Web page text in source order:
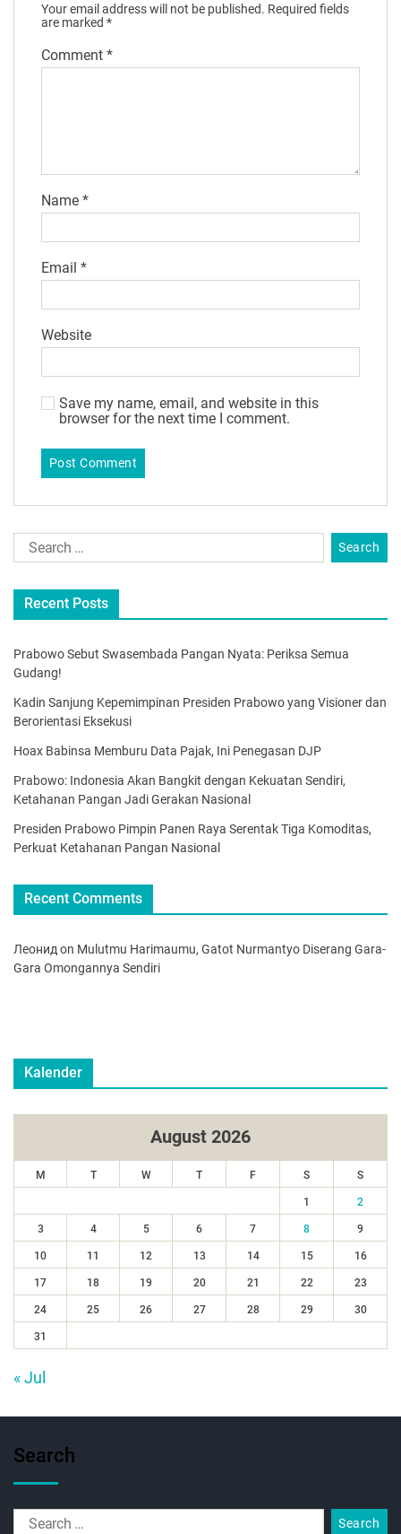
Your email address will not be published. Required fields
are marked *
Comment *
Name *
Email *
Website
Save my name, email, and website in this
browser for the next time I comment.
Recent Posts
Prabowo Sebut Swasembada Pangan Nyata: Periksa Semua
Gudang!
Kadin Sanjung Kepemimpinan Presiden Prabowo yang Visioner dan
Berorientasi Eksekusi
Hoax Babinsa Memburu Data Pajak, Ini Penegasan DJP
Prabowo: Indonesia Akan Bangkit dengan Kekuatan Sendiri,
Ketahanan Pangan Jadi Gerakan Nasional
Presiden Prabowo Pimpin Panen Raya Serentak Tiga Komoditas,
Perkuat Ketahanan Pangan Nasional
Recent Comments
Леонид on Mulutmu Harimaumu, Gatot Nurmantyo Diserang Gara-
Gara Omongannya Sendiri
Kalender
August 2026
M T W T F S S
1 2
3 4 5 6 7 8 9
10 11 12 13 14 15 16
17 18 19 20 21 22 23
24 25 26 27 28 29 30
31
« Jul
Search